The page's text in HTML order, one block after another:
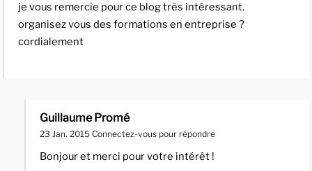
je vous remercie pour ce blog très intéressant.
organisez vous des formations en entreprise ?
cordialement
Guillaume Promé
23 Jan. 2015 Connectez-vous pour répondre
Bonjour et merci pour votre intérêt !